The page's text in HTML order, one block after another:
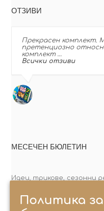
ОТЗИВИ
Прекрасен комплект.
претенциозно
комплект …
Всички отзиви
МЕСЕЧЕН БЮЛЕТИН
Идеи, трикове, сезонни
Политика за